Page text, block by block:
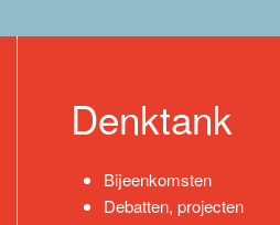
Denktank
Bijeenkomsten
Debatten, projecten